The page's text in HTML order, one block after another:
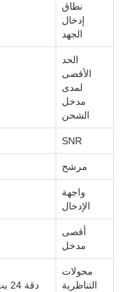
نطاق
إدخال
الجهد
الحد
الأقصى
لمدى
مدخل
الشحن
SNR
مرشح
واجهة
الإدخال
أقصى
مدخل
محولات
التناظرية